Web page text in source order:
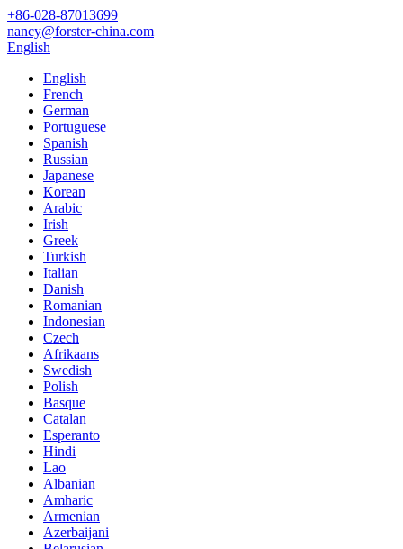
+86-028-87013699
nancy@forster-china.com
English
English
French
German
Portuguese
Spanish
Russian
Japanese
Korean
Arabic
Irish
Greek
Turkish
Italian
Danish
Romanian
Indonesian
Czech
Afrikaans
Swedish
Polish
Basque
Catalan
Esperanto
Hindi
Lao
Albanian
Amharic
Armenian
Azerbaijani